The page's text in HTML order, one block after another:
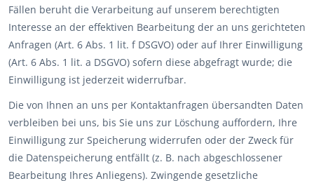
Fällen beruht die Verarbeitung auf unserem berechtigten
Interesse an der effektiven Bearbeitung der an uns gerichteten
Anfragen (Art. 6 Abs. 1 lit. f DSGVO) oder auf Ihrer Einwilligung
(Art. 6 Abs. 1 lit. a DSGVO) sofern diese abgefragt wurde; die
Einwilligung ist jederzeit widerrufbar.
Die von Ihnen an uns per Kontaktanfragen übersandten Daten
verbleiben bei uns, bis Sie uns zur Löschung auffordern, Ihre
Einwilligung zur Speicherung widerrufen oder der Zweck für
die Datenspeicherung entfällt (z. B. nach abgeschlossener
Bearbeitung Ihres Anliegens). Zwingende gesetzliche